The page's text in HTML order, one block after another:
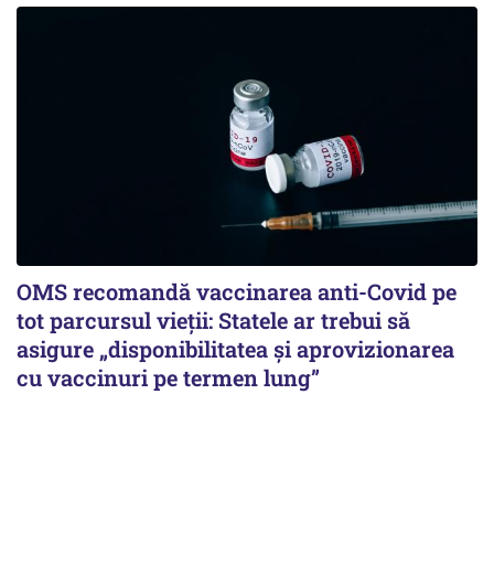
OMS recomandă vaccinarea anti-Covid pe
tot parcursul vieții: Statele ar trebui să
asigure „disponibilitatea și aprovizionarea
cu vaccinuri pe termen lung”